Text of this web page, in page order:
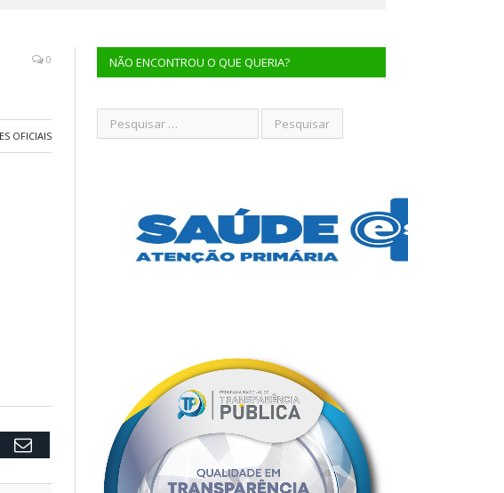
0
OFICIAIS
Email
NÃO ENCONTROU O QUE QUERIA?